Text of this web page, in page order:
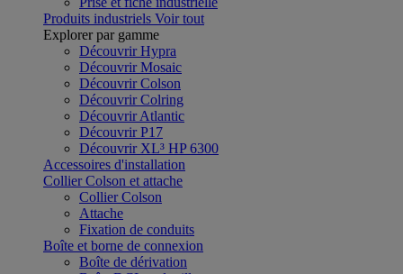
Produits industriels Voir tout
Explorer par gamme
Découvrir Hypra
Découvrir Mosaic
Découvrir Colson
Découvrir Colring
Découvrir Atlantic
Découvrir P17
Découvrir XL³ HP 6300
Accessoires d'installation
Collier Colson et attache
Collier Colson
Attache
Fixation de conduits
Boîte et borne de connexion
Boîte de dérivation